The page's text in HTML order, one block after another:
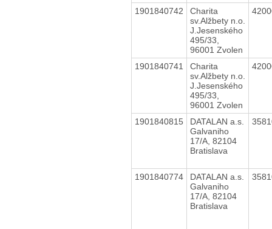
1901840742
Charita
sv.Alžbety n.o.
J.Jesenského
495/33,
96001 Zvolen
1901840741
Charita
sv.Alžbety n.o.
J.Jesenského
495/33,
96001 Zvolen
1901840815
DATALAN a.s.
Galvaniho
17/A, 82104
Bratislava
1901840774
DATALAN a.s.
Galvaniho
17/A, 82104
Bratislava